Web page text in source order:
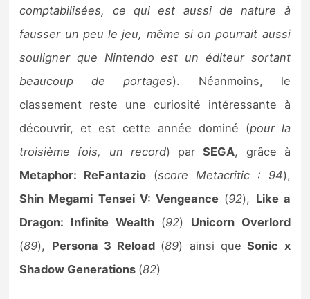
comptabilisées, ce qui est aussi de nature à
fausser un peu le jeu, même si on pourrait aussi
souligner que Nintendo est un éditeur sortant
beaucoup de portages). Néanmoins, le
classement reste une curiosité intéressante à
découvrir, et est cette année dominé (pour la
troisième fois, un record) parSEGA, grâce à
Metaphor: ReFantazio (score Metacritic : 94),
Shin Megami Tensei V: Vengeance (92), Like a
Dragon: Infinite Wealth(92) Unicorn Overlord
(89), Persona 3 Reload (89) ainsi que Sonic x
Shadow Generations (82)